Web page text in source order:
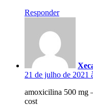
Responder
21 de julho de 2021
amoxicilina 500 mg
cost